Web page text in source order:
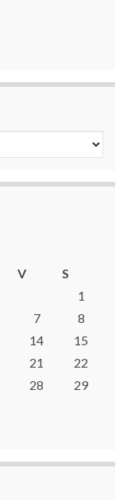
V
S
1
7
8
14
15
21
22
28
29